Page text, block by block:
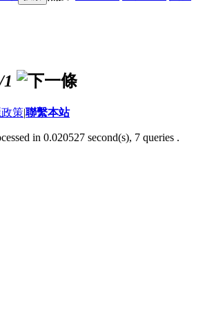
/1
策|聯繫本站
in 0.020527 second(s), 7 queries .